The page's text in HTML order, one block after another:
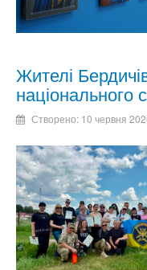
Жителі
національного
Створено: 10 червня